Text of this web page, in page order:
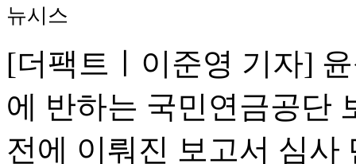
뉴시스
[더팩트ㅣ이준영 기자]
에 반하는 국민연금공단
전에 이뤄진 보고서 심사